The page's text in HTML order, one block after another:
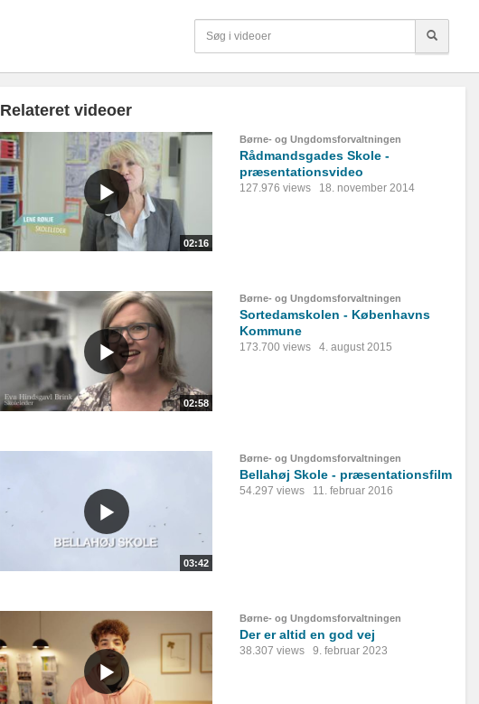
Relateret videoer
02:16
Børne- og Ungdomsforvaltningen
Rådmandsgades Skole -
præsentationsvideo
127.976 views 18. november 2014
02:58
Børne- og Ungdomsforvaltningen
Sortedamskolen - Københavns
Kommune
173.700 views 4. august 2015
03:42
Børne- og Ungdomsforvaltningen
Bellahøj Skole - præsentationsfilm
54.297 views 11. februar 2016
Børne- og Ungdomsforvaltningen
Der er altid en god vej
38.307 views 9. februar 2023